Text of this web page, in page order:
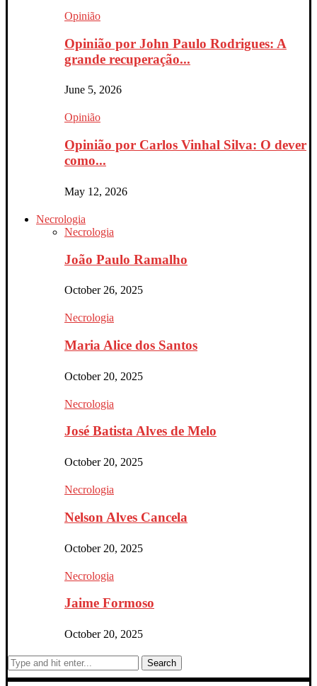
Opinião
Opinião por John Paulo Rodrigues: A
grande recuperação...
June 5, 2026
Opinião
Opinião por Carlos Vinhal Silva: O dever
como...
May 12, 2026
Necrologia
Necrologia
João Paulo Ramalho
October 26, 2025
Necrologia
Maria Alice dos Santos
October 20, 2025
Necrologia
José Batista Alves de Melo
October 20, 2025
Necrologia
Nelson Alves Cancela
October 20, 2025
Necrologia
Jaime Formoso
October 20, 2025
Search